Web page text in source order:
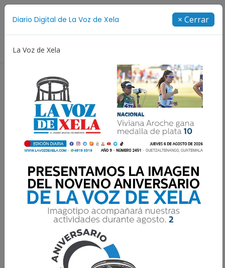
Diario Digital de La Voz de Xela × Cerrar
La Voz de Xela
Niñez y Adolescencia Estafa Protección
NOTICIAS